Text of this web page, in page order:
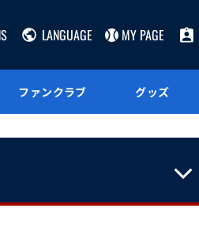
LANGUAGE MY PAGE
ファンクラブ グッズ